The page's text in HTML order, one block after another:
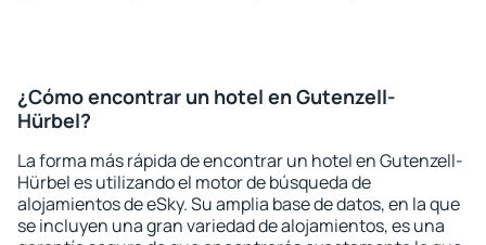
¿Cómo encontrar un hotel en Gutenzell-
Hürbel?
La forma más rápida de encontrar un hotel en Gutenzell-
Hürbel es utilizando el motor de búsqueda de
alojamientos de eSky. Su amplia base de datos, en la que
se incluyen una gran variedad de alojamientos, es una